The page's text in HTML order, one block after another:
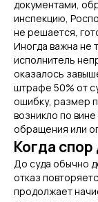
документами,
инспекцию,
не решается,
Иногда важна не
исполнитель
оказалось
штрафе 50% от
ошибку, размер
возникло по
обращения или
Когда
До суда обычно
отказ
продолжает